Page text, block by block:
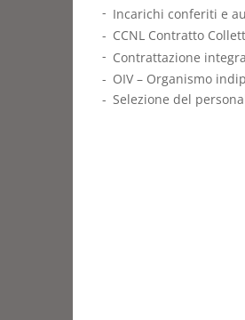
Incarichi conferiti e
CCNL Contratto
Contrattazione
OIV – Organismo
Selezione del